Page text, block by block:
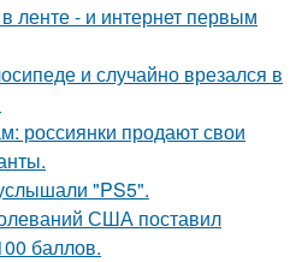
ленте - и интернет первым
и случайно врезался в
россиянки продают свои
"PS5".
США поставил
баллов.